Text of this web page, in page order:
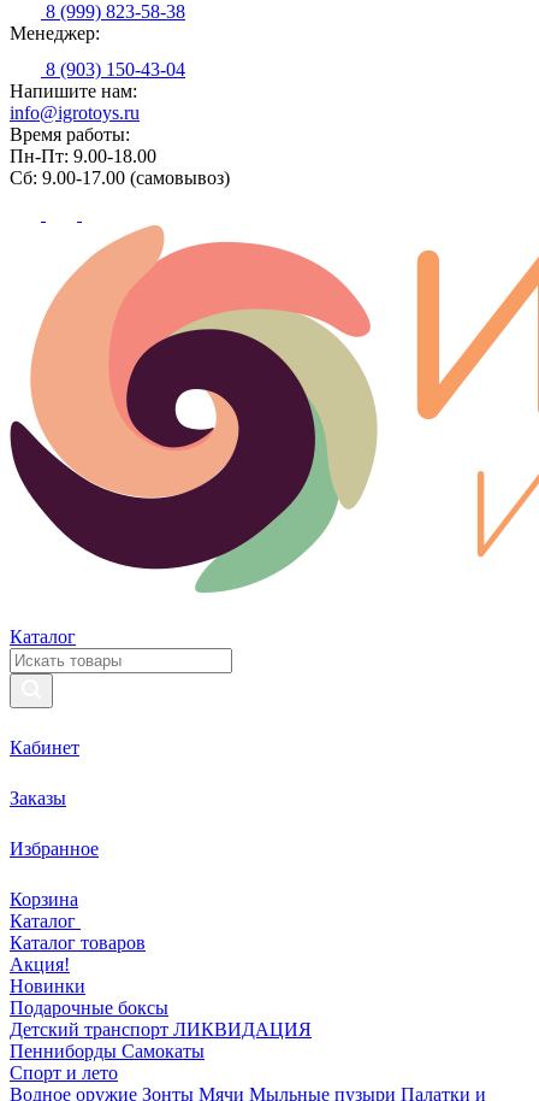
8 (999) 823-58-38
Менеджер:
8 (903) 150-43-04
Напишите нам:
info@igrotoys.ru
Время работы:
Пн-Пт: 9.00-18.00
Сб: 9.00-17.00 (самовывоз)
Каталог
Кабинет
Заказы
Избранное
Корзина
Каталог
Каталог товаров
Акция!
Новинки
Подарочные боксы
Детский транспорт ЛИКВИДАЦИЯ
Пенниборды Самокаты
Спорт и лето
Водное оружие Зонты Мячи Мыльные пузыри Палатки и